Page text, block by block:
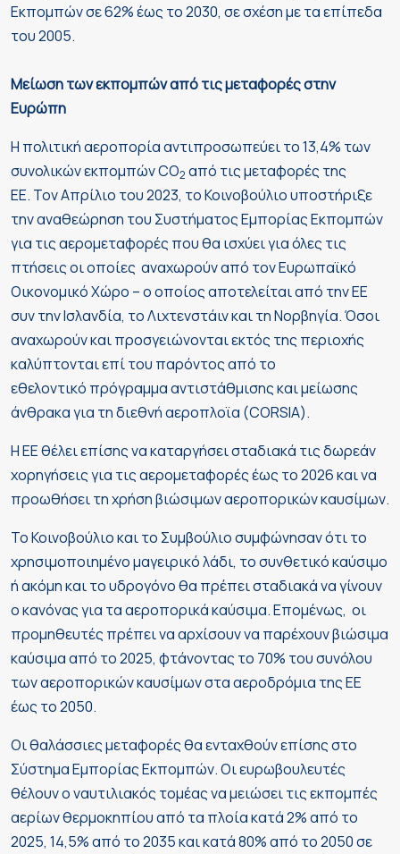
Εκπομπών σε 62% έως το 2030, σε σχέση με τα επίπεδα
του 2005.
Μείωση των εκπομπών από τις μεταφορές στην
Ευρώπη
Η πολιτική αεροπορία αντιπροσωπεύει το 13,4% των
συνολικών εκπομπών CO2 από τις μεταφορές της
ΕΕ. Τον Απρίλιο του 2023, το Κοινοβούλιο υποστήριξε
την αναθεώρηση του Συστήματος Εμπορίας Εκπομπών
για τις αερομεταφορές που θα ισχύει για όλες τις
πτήσεις οι οποίες αναχωρούν από τον Ευρωπαϊκό
Οικονομικό Χώρο – ο οποίος αποτελείται από την ΕΕ
συν την Ισλανδία, το Λιχτενστάιν και τη Νορβηγία. Όσοι
αναχωρούν και προσγειώνονται εκτός της περιοχής
καλύπτονται επί του παρόντος από το
εθελοντικό πρόγραμμα αντιστάθμισης και μείωσης
άνθρακα για τη διεθνή αεροπλοϊα (CORSIA).
Η ΕΕ θέλει επίσης να καταργήσει σταδιακά τις δωρεάν
χορηγήσεις για τις αερομεταφορές έως το 2026 και να
προωθήσει τη χρήση βιώσιμων αεροπορικών καυσίμων.
Το Κοινοβούλιο και το Συμβούλιο συμφώνησαν ότι το
χρησιμοποιημένο μαγειρικό λάδι, το συνθετικό καύσιμο
ή ακόμη και το υδρογόνο θα πρέπει σταδιακά να γίνουν
ο κανόνας για τα αεροπορικά καύσιμα. Επομένως, οι
προμηθευτές πρέπει να αρχίσουν να παρέχουν βιώσιμα
καύσιμα από το 2025, φτάνοντας το 70% του συνόλου
των αεροπορικών καυσίμων στα αεροδρόμια της ΕΕ
έως το 2050.
Οι θαλάσσιες μεταφορές θα ενταχθούν επίσης στο
Σύστημα Εμπορίας Εκπομπών. Οι ευρωβουλευτές
θέλουν ο ναυτιλιακός τομέας να μειώσει τις εκπομπές
αερίων θερμοκηπίου από τα πλοία κατά 2% από το
2025, 14,5% από το 2035 και κατά 80% από το 2050 σε